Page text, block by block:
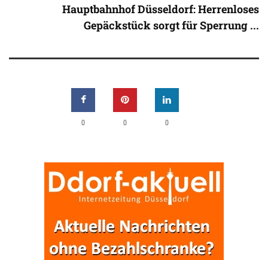
Hauptbahnhof Düsseldorf: Herrenloses
Gepäckstück sorgt für Sperrung ...
0 0 0